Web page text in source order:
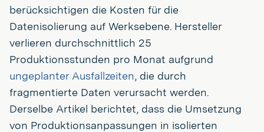
berücksichtigen die Kosten für die
Datenisolierung auf Werksebene. Hersteller
verlieren durchschnittlich 25
Produktionsstunden pro Monat aufgrund
ungeplanter Ausfallzeiten, die durch
fragmentierte Daten verursacht werden.
Derselbe Artikel berichtet, dass die Umsetzung
von Produktionsanpassungen in isolierten